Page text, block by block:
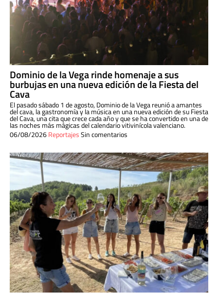
Dominio de la Vega rinde homenaje a sus
burbujas en una nueva edición de la Fiesta del
Cava
El pasado sábado 1 de agosto, Dominio de la Vega reunió a amantes
del cava, la gastronomía y la música en una nueva edición de su Fiesta
del Cava, una cita que crece cada año y que se ha convertido en una de
las noches más mágicas del calendario vitivinícola valenciano.
06/08/2026ReportajesSin comentarios